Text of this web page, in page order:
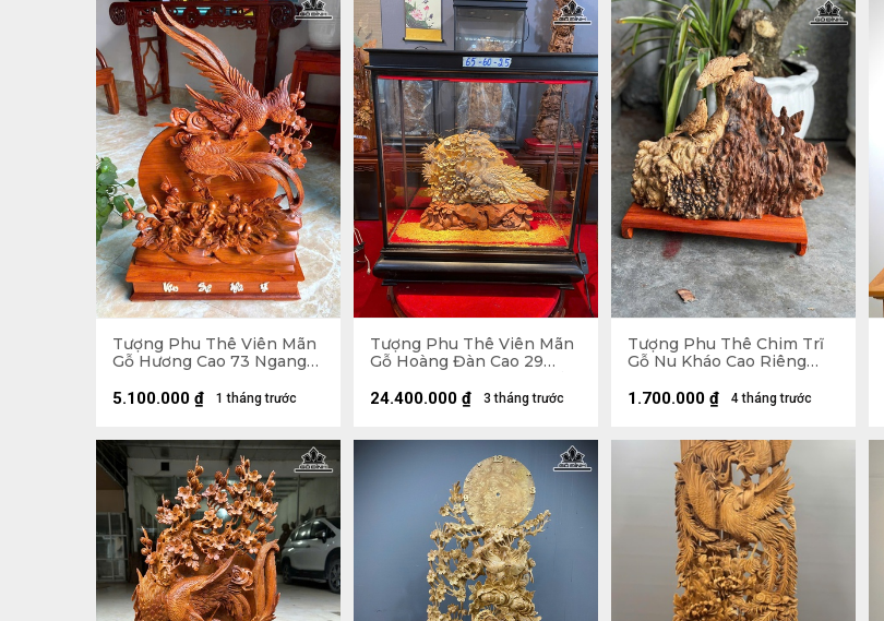
Tượng Phu Thê Viên Mãn
Gỗ Hương Cao 73 Ngang
1 tháng trước
5.100.000 ₫
Tượng Phu Thê Viên Mãn
Gỗ Hoàng Đàn Cao 29
Cao 60 Ngang 55 Sâu 25
3 tháng trước
24.400.000 ₫
Tượng Phu Thê Chim Trĩ
Gỗ Nu Kháo Cao Riêng
(cm)
4 tháng trước
1.700.000 ₫